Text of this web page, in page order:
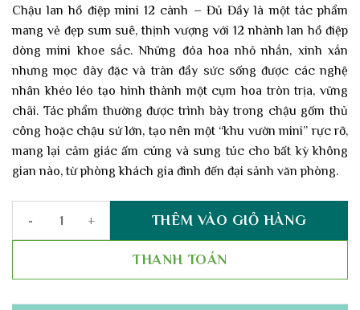
là:
5,625,000 vnđ.
tại
là:
4,500,000 vnđ.
Chậu lan hồ điệp mini 12 cành – Đủ Đầy là một tác phẩm
mang vẻ đẹp sum suê, thịnh vượng với 12 nhành lan hồ điệp
dòng mini khoe sắc. Những đóa hoa nhỏ nhắn, xinh xắn
nhưng mọc dày đặc và tràn đầy sức sống được các nghệ
nhân khéo léo tạo hình thành một cụm hoa tròn trịa, vững
chãi. Tác phẩm thường được trình bày trong chậu gốm thủ
công hoặc chậu sứ lớn, tạo nên một “khu vườn mini” rực rỡ,
mang lại cảm giác ấm cúng và sung túc cho bất kỳ không
gian nào, từ phòng khách gia đình đến đại sảnh văn phòng.
Chậu lan hồ điệp mini 12 cành - Đủ Đầy số lượng
THÊM VÀO GIỎ HÀNG
THANH TOÁN